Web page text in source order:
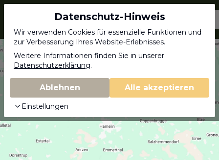
Jagdschein.com
Datenschutz-Hinweis
Wir verwenden Cookies für essenzielle Funktionen und
zur Verbesserung Ihres Website-Erlebnisses.
Weitere Informationen finden Sie in unserer
Datenschutzerklärung.
Ablehnen Alle akzeptieren
Einstellungen